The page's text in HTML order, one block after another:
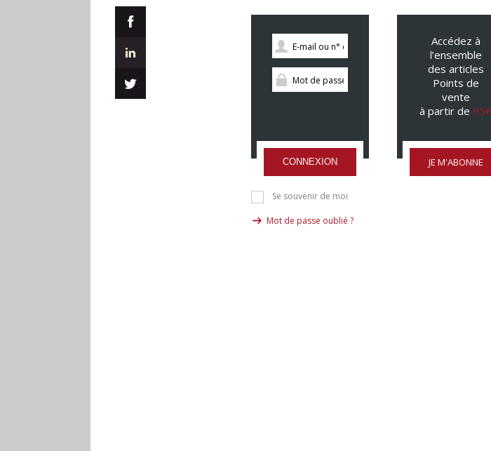
CONNEXION
Se souvenir de moi
Mot de passe oublié ?
Accédez à
l’ensemble
des articles
Points de
vente
à partir de 95€
JE M'ABONNE